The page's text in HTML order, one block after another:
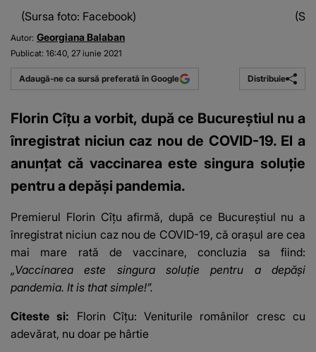
(Sursa foto: Facebook)
Autor: Georgiana Balaban
Publicat: 16:40, 27 iunie 2021
Adaugă-ne ca sursă preferată în Google Distribuie
Florin Cîțu a vorbit, după ce Bucureştiul nu a
înregistrat niciun caz nou de COVID-19. El a
anunțat că vaccinarea este singura soluţie
pentru a depăşi pandemia.
Premierul Florin Cîţu afirmă, după ce Bucureştiul nu a
înregistrat niciun caz nou de COVID-19, că oraşul are cea
mai mare rată de vaccinare, concluzia sa fiind:
„Vaccinarea este singura soluţie pentru a depăşi
pandemia. It is that simple!”.
Citeste si: Florin Cîţu: Veniturile românilor cresc cu
adevărat, nu doar pe hârtie